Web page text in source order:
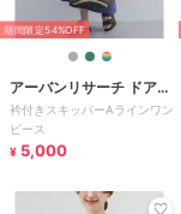
期間限定54%OFF
アーバンリサーチ ドアー
ズ
衿付きスキッパーAラインワン
ピース
¥ 5,000